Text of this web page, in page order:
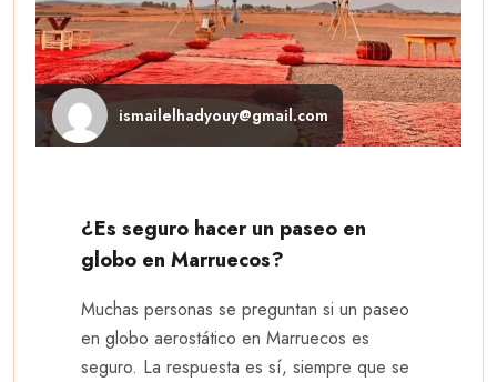
ismailelhadyouy@gmail.com
¿Es seguro hacer un paseo en
globo en Marruecos?
Muchas personas se preguntan si un paseo
en globo aerostático en Marruecos es
seguro. La respuesta es sí, siempre que se